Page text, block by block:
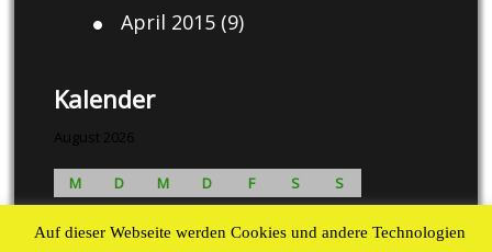
April 2015(9)
Kalender
August 2026
M D M D F S
S
1
2
3
4 5 6 7 8 9
Auf dieser Webseite werden Cookies und andere Technologien